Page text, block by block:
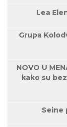
Lea
Grupa
NOVO U
kako su
Seine